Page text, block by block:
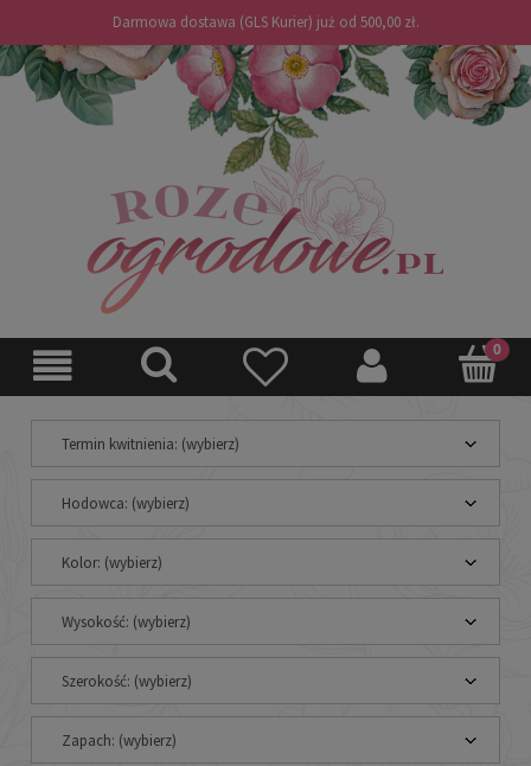
Darmowa dostawa (GLS Kurier) już od 500,00 zł.
Termin kwitnienia: (wybierz)
Hodowca: (wybierz)
Kolor: (wybierz)
Wysokość: (wybierz)
Szerokość: (wybierz)
Zapach: (wybierz)